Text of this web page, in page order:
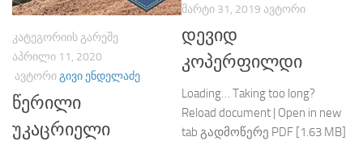
ᲙᲐᲢᲔᲒᲝᲠᲘᲘᲡ ᲒᲐᲠᲔᲨᲔ
ᲐᲞᲠᲘᲚᲘ 11, 2020
ᲐᲕᲢᲝᲠᲘᲒᲘᲕᲘ ᲔᲜᲓᲔᲚᲐᲫᲔ
წერილი
უკაცრიელი
ᲛᲐᲠᲢᲘ 31, 2019 ᲐᲕᲢᲝᲠᲘ
დევიდ
კოპერფილდი
Loading… Taking too long?
Reload document | Open in new
tab გადმოწერე PDF [1.63 MB]